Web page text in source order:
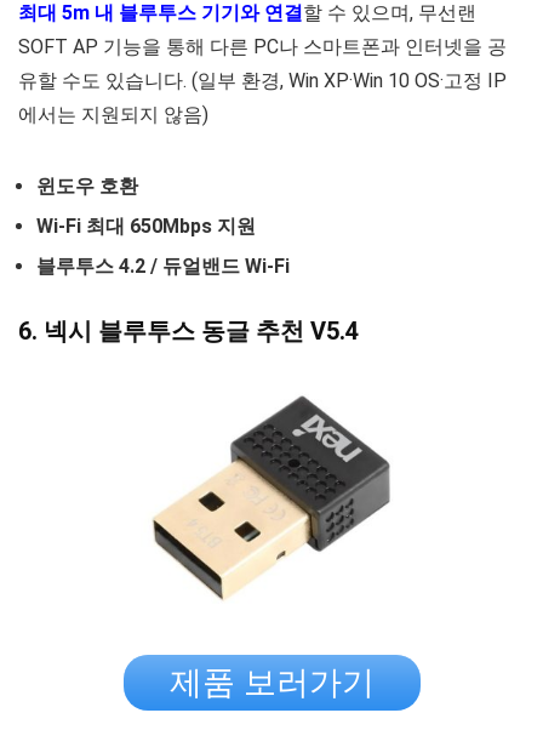
최대 5m 내 블루투스 기기와 연결할 수 있으며, 무선랜
SOFT AP 기능을 통해 다른 PC나 스마트폰과 인터넷을 공
유할 수도 있습니다. (일부 환경, Win XP·Win 10 OS·고정 IP
에서는 지원되지 않음)
윈도우 호환
Wi-Fi 최대 650Mbps 지원
블루투스 4.2 / 듀얼밴드 Wi-Fi
6. 넥시 블루투스 동글 추천 V5.4
제품 보러가기